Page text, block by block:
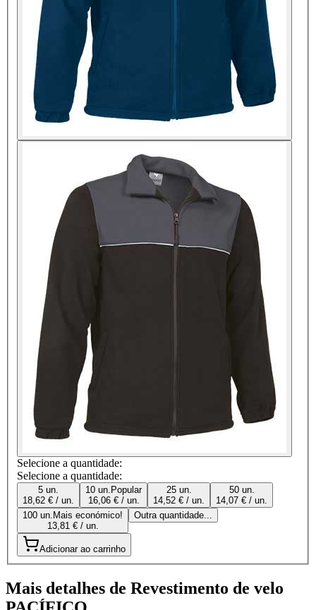
Selecione a quantidade:
Selecione a quantidade:
5 un.
18,62 € / un.
10 un. Popular
16,06 € / un.
25 un.
14,52 € / un.
50 un.
14,07 € / un.
100 un. Mais económico!
13,81 € / un.
Outra quantidade...
Adicionar ao carrinho
Mais detalhes de Revestimento de velo